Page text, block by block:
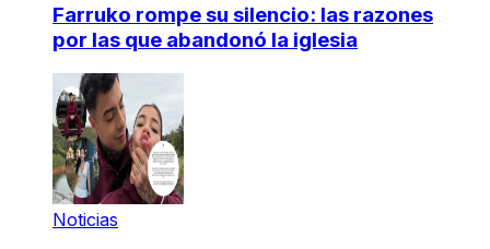
Farruko rompe su silencio: las razones
por las que abandonó la iglesia
Noticias